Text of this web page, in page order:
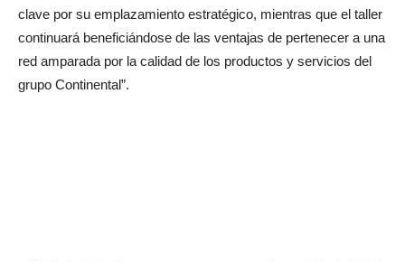
clave por su emplazamiento estratégico, mientras que el taller
continuará beneficiándose de las ventajas de pertenecer a una
red amparada por la calidad de los productos y servicios del
grupo Continental”.